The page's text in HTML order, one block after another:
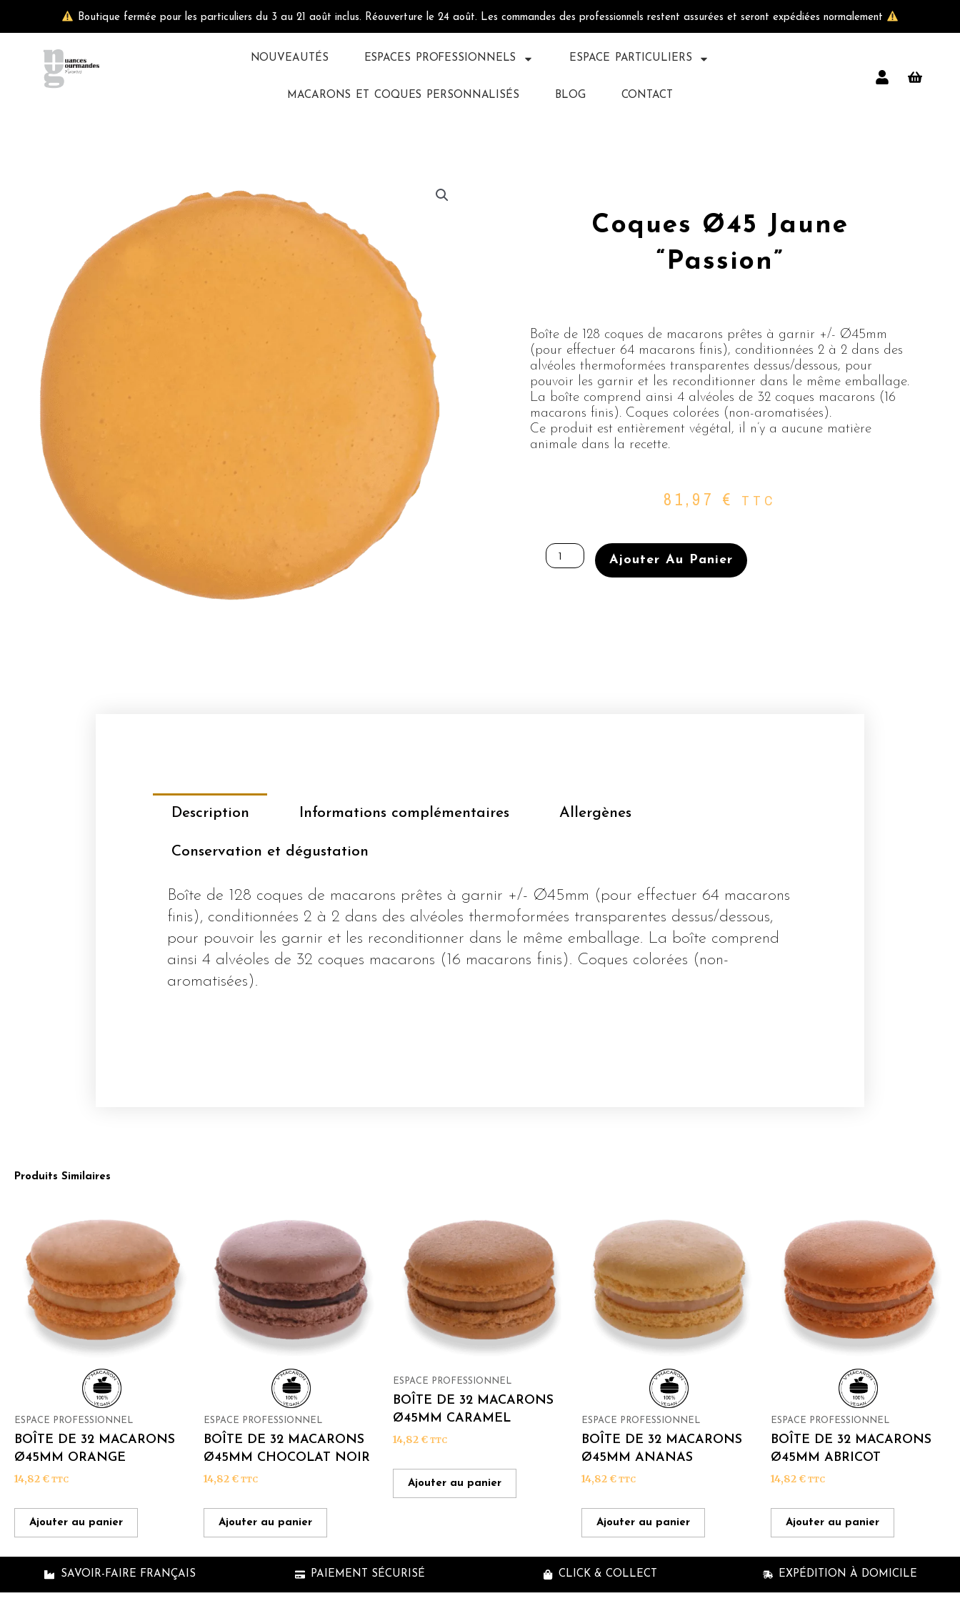
au
Boutique fermée pour les particuliers du 3 au 21 août inclus. Réouverture le 24 août. Les commandes des professionnels restent assurées et seront expédiées normalement
NOUVEAUTÉS ESPACES PROFESSIONNELS ESPACE PARTICULIERS
MACARONS ET COQUES PERSONNALISÉS BLOG CONTACT
Coques Ø45 Jaune
“passion”
Boîte de 128 coques de macarons prêtes à garnir +/- Ø45mm
(pour effectuer 64 macarons finis), conditionnées 2 à 2 dans des
alvéoles thermoformées transparentes dessus/dessous, pour
pouvoir les garnir et les reconditionner dans le même emballage.
La boîte comprend ainsi 4 alvéoles de 32 coques macarons (16
macarons finis). Coques colorées (non-aromatisées).
Ce produit est entièrement végétal, il n’y a aucune matière
animale dans la recette.
81,97 € TTC
de
Coques
Ajouter Au Panier
Description Informations complémentaires Allergènes
Conservation et dégustation
Boîte de 128 coques de macarons prêtes à garnir +/- Ø45mm (pour effectuer 64 macarons
finis), conditionnées 2 à 2 dans des alvéoles thermoformées transparentes dessus/dessous,
pour pouvoir les garnir et les reconditionner dans le même emballage. La boîte comprend
ainsi 4 alvéoles de 32 coques macarons (16 macarons finis). Coques colorées (non-
aromatisées).
Produits Similaires
ESPACE PROFESSIONNEL
BOÎTE DE 32 MACARONS
Ø45MM ORANGE
14,82 € TTC
Ajouter au panier
ESPACE PROFESSIONNEL
BOÎTE DE 32 MACARONS
Ø45MM CHOCOLAT NOIR
14,82 € TTC
Ajouter au panier
ESPACE PROFESSIONNEL
BOÎTE DE 32 MACARONS
Ø45MM CARAMEL
14,82 € TTC
Ajouter au panier
ESPACE PROFESSIONNEL
BOÎTE DE 32 MACARONS
Ø45MM ANANAS
14,82 € TTC
Ajouter au panier
ESPACE PROFESSIONNEL
BOÎTE DE 32 MACARONS
Ø45MM ABRICOT
14,82 € TTC
Ajouter au panier
SAVOIR-FAIRE FRANÇAIS PAIEMENT SÉCURISÉ CLICK & COLLECT EXPÉDITION À DOMICILE